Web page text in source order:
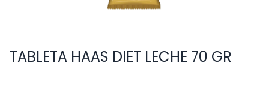
TABLETA HAAS DIET LECHE 70 GR